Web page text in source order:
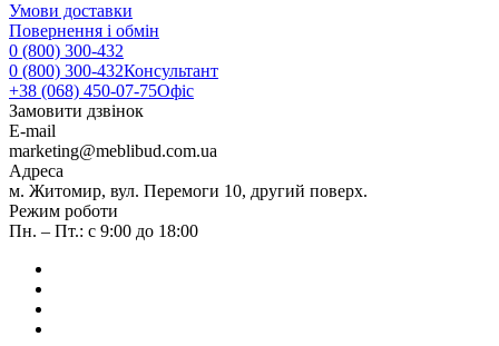
Умови доставки
Повернення і обмін
0 (800) 300-432
0 (800) 300-432Консультант
+38 (068) 450-07-75Офіс
Замовити дзвінок
E-mail
marketing@meblibud.com.ua
Адреса
м. Житомир, вул. Перемоги 10, другий поверх.
Режим роботи
Пн. – Пт.: с 9:00 до 18:00